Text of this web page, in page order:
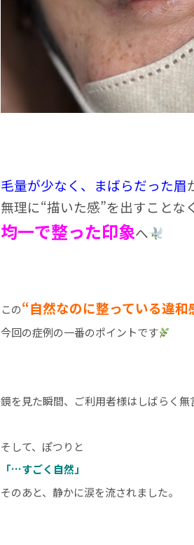
毛量が少なく、まばらだった眉
無理に“描いた感”を出すことな
均一で整った印象へ
この“自然なのに整っている違和
今回の症例の一番のポイントです
鏡を見た瞬間、ご利用者様はしばらく無
そして、ぽつりと
「…すごく自然」
そのあと、静かに涙を流されました。